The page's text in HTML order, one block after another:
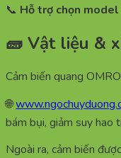
📞 Hỗ trợ chọn
🧱 Vật liệu &
Cảm biến quang
🌐
bám bụi, giảm suy hao
Ngoài ra, cảm biến được